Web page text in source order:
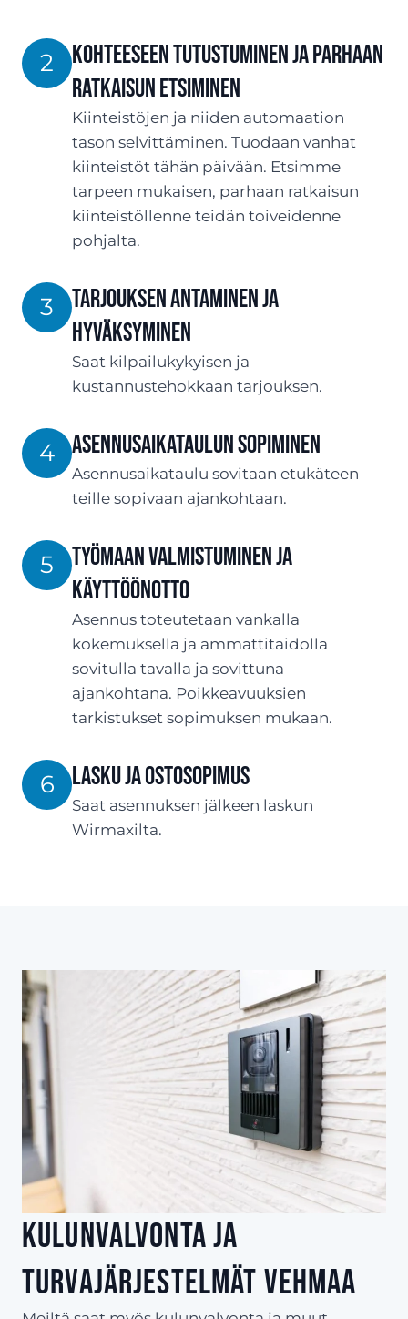
2
Kohteeseen tutustuminen ja parhaan
ratkaisun etsiminen
Kiinteistöjen ja niiden automaation
tason selvittäminen. Tuodaan vanhat
kiinteistöt tähän päivään. Etsimme
tarpeen mukaisen, parhaan ratkaisun
kiinteistöllenne teidän toiveidenne
pohjalta.
3
TARJOUksen antaminen ja
hyväksyminen
Saat kilpailukykyisen ja
kustannustehokkaan tarjouksen.
4 ASENNUSaikataulun sopiminen
Asennusaikataulu sovitaan etukäteen
teille sopivaan ajankohtaan.
5
Työmaan valmistuminen ja
käyttöönotto
Asennus toteutetaan vankalla
kokemuksella ja ammattitaidolla
sovitulla tavalla ja sovittuna
ajankohtana. Poikkeavuuksien
tarkistukset sopimuksen mukaan.
6 Lasku ja ostosopimus
Saat asennuksen jälkeen laskun
Wirmaxilta.
Kulunvalvonta ja
turvajärjestelmät Vehmaa